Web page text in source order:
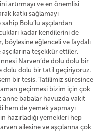
artırmayı ve en önemlisi
katkı sağlamayı
Bolu’lu aşçılardan
kadar kendilerini de
eğlenceli ve faydalı
teşekkür ettiler.
Narven’de dolu dolu bir
dolu dolu bir tatil geçiriyoruz.
bir tesis. Tatilimiz süresince
geçirmesi bizim için çok
babalar havuzda vakit
hem de yemek yapmayı
hazırladığı yemekleri hep
ailesine ve aşçılarına çok